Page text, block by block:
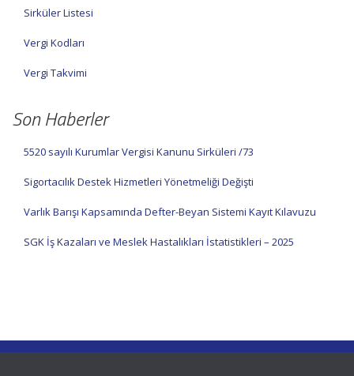
Sirküler Listesi
Vergi Kodları
Vergi Takvimi
Son Haberler
5520 sayılı Kurumlar Vergisi Kanunu Sirküleri /73
Sigortacılık Destek Hizmetleri Yönetmeliği Değişti
Varlık Barışı Kapsamında Defter-Beyan Sistemi Kayıt Kılavuzu
SGK İş Kazaları ve Meslek Hastalıkları İstatistikleri – 2025